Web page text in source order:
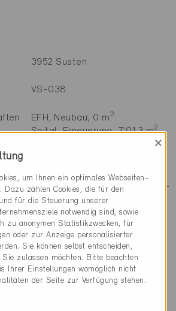
3952 Susten
VS-038
EFH, Neubau, 0 m2
Spital, Erneuerung, 7'013 m2
×
um Ihnen ein optimales Webseiten-
Dazu zählen Cookies, die für den
für die Steuerung unserer
notwendig sind, sowie
zu anonymen Statistikzwecken, für
oder zur Anzeige personalisierter
Sie können selbst entscheiden,
Sie zulassen möchten. Bitte beachten
Ihrer Einstellungen womöglich nicht
der Seite zur Verfügung stehen.